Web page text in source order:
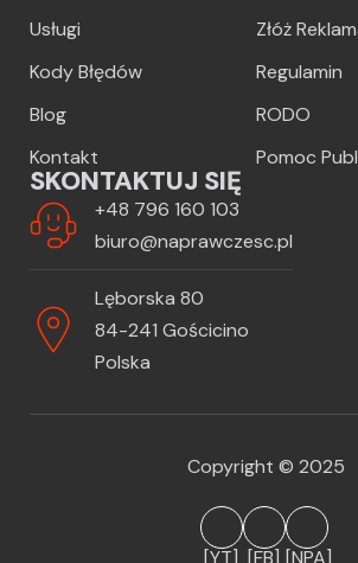
Usługi
Kody Błędów
Blog
Kontakt
Złóż
Regulamin
RODO
Pomoc
SKONTAKTUJ SIĘ
+48 796 160 103
biuro@naprawczesc.pl
Lęborska 80
84-241 Gościcino
Polska
Copyright © 2025
[YT] [FB] [NPA]